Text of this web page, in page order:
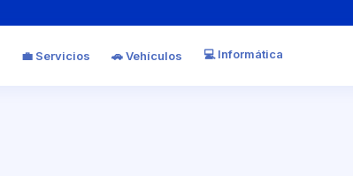
💼 Servicios 🚗 Vehículos 💻 Informática